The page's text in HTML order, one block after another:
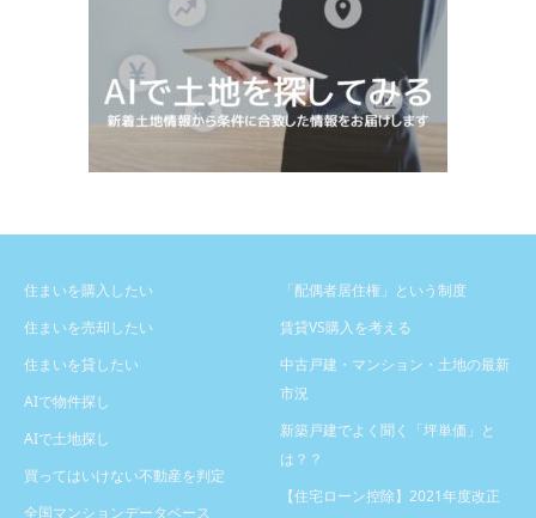
住まいを購入したい
住まいを売却したい
住まいを貸したい
AIで物件探し
AIで土地探し
買ってはいけない不動産を判定
全国マンションデータベース
「配偶者居住権」という制度
賃貸VS購入を考える
中古戸建・マンション・土地の最新
市況
新築戸建でよく聞く「坪単価」と
は？？
【住宅ローン控除】2021年度改正